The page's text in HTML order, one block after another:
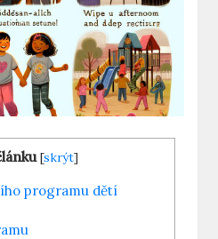
[skrýt]
programu dětí